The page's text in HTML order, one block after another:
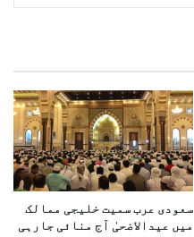
سعودی عرب سمیت خلیجی ممالک
میں عیدالاضحیٰ آج منائی جارہی